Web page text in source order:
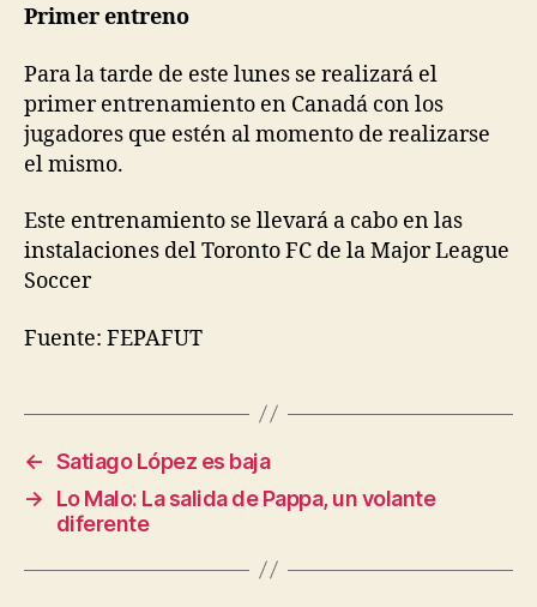
Primer entreno
Para la tarde de este lunes se realizará el
primer entrenamiento en Canadá con los
jugadores que estén al momento de realizarse
el mismo.
Este entrenamiento se llevará a cabo en las
instalaciones del Toronto FC de la Major League
Soccer
Fuente: FEPAFUT
← Satiago López es baja
→
Lo Malo: La salida de Pappa, un volante
diferente